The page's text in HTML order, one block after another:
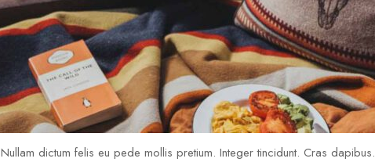
Nullam dictum felis eu pede mollis pretium. Integer tincidunt. Cras dapibus.